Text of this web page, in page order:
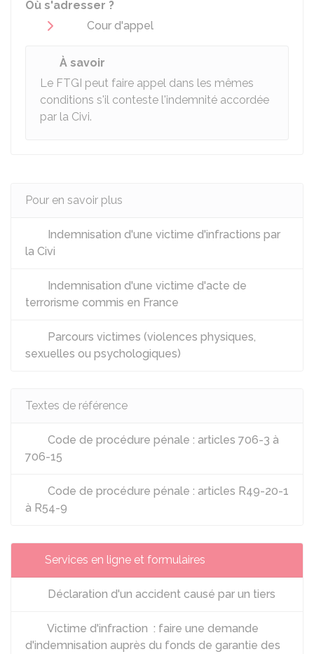
Où s'adresser ?
Cour d'appel
À savoir
Le FTGI peut faire appel dans les mêmes
conditions s'il conteste l'indemnité accordée
par la Civi.
Pour en savoir plus
Indemnisation d'une victime d'infractions par
la Civi
Indemnisation d'une victime d'acte de
terrorisme commis en France
Parcours victimes (violences physiques,
sexuelles ou psychologiques)
Textes de référence
Code de procédure pénale : articles 706-3 à
706-15
Code de procédure pénale : articles R49-20-1
à R54-9
Services en ligne et formulaires
Déclaration d'un accident causé par un tiers
Victime d'infraction : faire une demande
d'indemnisation auprès du fonds de garantie des